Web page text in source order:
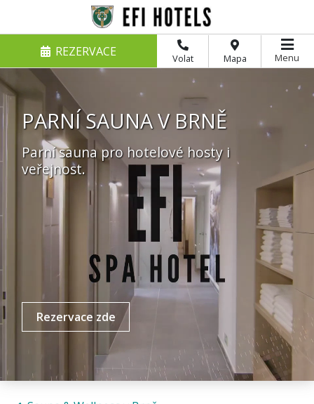
Volat Mapa
REZERVACE Menu
PARNÍ SAUNA V BRNĚ
Parní sauna pro hotelové hosty i
veřejnost.
Rezervace zde